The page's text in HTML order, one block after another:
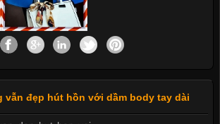
vẫn đẹp hút hồn với dầm body tay dài